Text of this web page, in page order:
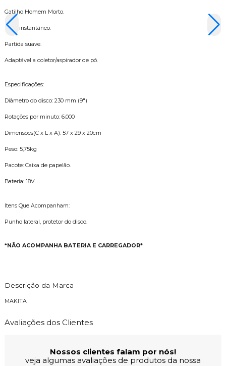
Gatilho Homem Morto.
Freio instantâneo.
Partida suave.
Adaptável a coletor/aspirador de pó.
Especificações:
Diâmetro do disco: 230 mm (9")
Rotações por minuto: 6.000
Dimensões(C x L x A): 57 x 29 x 20cm
Peso: 5,75kg
Pacote: Caixa de papelão.
Bateria: 18V
Itens Que Acompanham:
Punho lateral, protetor do disco.
*NÃO ACOMPANHA BATERIA E CARREGADOR*
Descrição da Marca
MAKITA
Avaliações dos Clientes
Nossos clientes falam por nós!
veja algumas avaliações de produtos da nossa